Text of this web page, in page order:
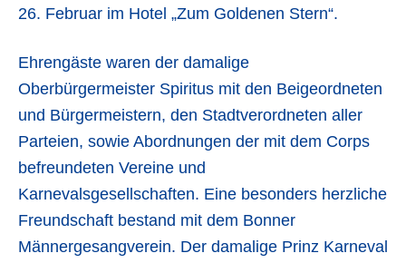
26. Februar im Hotel „Zum Goldenen Stern“.
Ehrengäste waren der damalige
Oberbürgermeister Spiritus mit den Beigeordneten
und Bürgermeistern, den Stadtverordneten aller
Parteien, sowie Abordnungen der mit dem Corps
befreundeten Vereine und
Karnevalsgesellschaften. Eine besonders herzliche
Freundschaft bestand mit dem Bonner
Männergesangverein. Der damalige Prinz Karneval